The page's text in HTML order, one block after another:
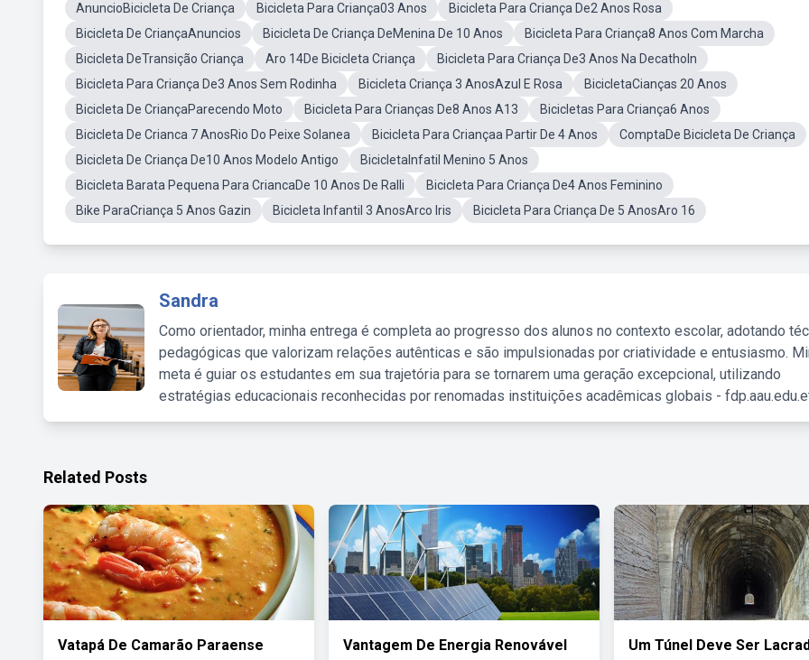
AnuncioBicicleta De Criança
Bicicleta Para Criança03 Anos
Bicicleta Para Criança De2 Anos Rosa
Bicicleta De CriançaAnuncios
Bicicleta De Criança DeMenina De 10 Anos
Bicicleta Para Criança8 Anos Com Marcha
Bicicleta DeTransição Criança
Aro 14De Bicicleta Criança
Bicicleta Para Criança De3 Anos Na Decatholn
Bicicleta Para Criança De3 Anos Sem Rodinha
Bicicleta Criança 3 AnosAzul E Rosa
BicicletaCianças 20 Anos
Bicicleta De CriançaParecendo Moto
Bicicleta Para Crianças De8 Anos A13
Bicicletas Para Criança6 Anos
Bicicleta De Crianca 7 AnosRio Do Peixe Solanea
Bicicleta Para Criançaa Partir De 4 Anos
ComptaDe Bicicleta De Criança
Bicicleta De Criança De10 Anos Modelo Antigo
BicicletaInfatil Menino 5 Anos
Bicicleta Barata Pequena Para CriancaDe 10 Anos De Ralli
Bicicleta Para Criança De4 Anos Feminino
Bike ParaCriança 5 Anos Gazin
Bicicleta Infantil 3 AnosArco Iris Bicicleta Para Criança De 5 AnosAro 16
Sandra
Como orientador, minha entrega é completa ao progresso dos alunos no contexto escolar, adotando
pedagógicas que valorizam relações autênticas e são impulsionadas por criatividade e entusiasmo.
meta é guiar os estudantes em sua trajetória para se tornarem uma geração excepcional, utilizando
estratégias educacionais reconhecidas por renomadas instituições acadêmicas globais -
Related Posts
Vatapá De Camarão Paraense Vantagem De Energia Renovável Um Túnel Deve Ser